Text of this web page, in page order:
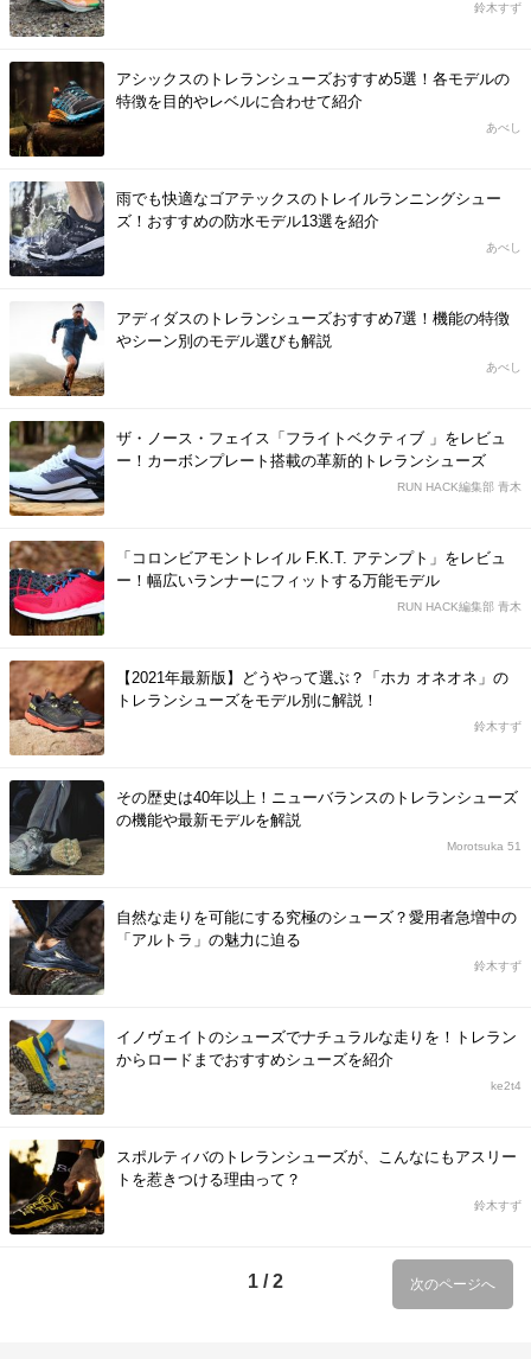
鈴木すず
アシックスのトレランシューズおすすめ5選！各モデルの
特徴を目的やレベルに合わせて紹介
あべし
雨でも快適なゴアテックスのトレイルランニングシュー
ズ！おすすめの防水モデル13選を紹介
あべし
アディダスのトレランシューズおすすめ7選！機能の特徴
やシーン別のモデル選びも解説
あべし
ザ・ノース・フェイス「フライトベクティブ 」をレビュ
ー！カーボンプレート搭載の革新的トレランシューズ
RUN HACK編集部 青木
「コロンビアモントレイル F.K.T. アテンプト」をレビュ
ー！幅広いランナーにフィットする万能モデル
RUN HACK編集部 青木
【2021年最新版】どうやって選ぶ？「ホカ オネオネ」の
トレランシューズをモデル別に解説！
鈴木すず
その歴史は40年以上！ニューバランスのトレランシューズ
の機能や最新モデルを解説
Morotsuka 51
自然な走りを可能にする究極のシューズ？愛用者急増中の
「アルトラ」の魅力に迫る
鈴木すず
イノヴェイトのシューズでナチュラルな走りを！トレラン
からロードまでおすすめシューズを紹介
ke2t4
スポルティバのトレランシューズが、こんなにもアスリー
トを惹きつける理由って？
鈴木すず
1 / 2 次のページへ